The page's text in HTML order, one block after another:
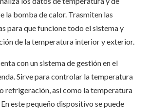
la bomba de calor. Trasmiten las
para que funcione todo el sistema y
de la temperatura interior y exterior.
con un sistema de gestión en el
Sirve para controlar la temperatura
refrigeración, así como la temperatura
este pequeño dispositivo se puede